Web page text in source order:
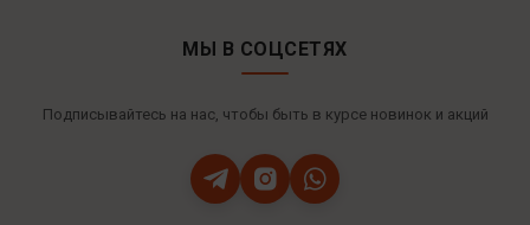
МЫ В СОЦСЕТЯХ
Подписывайтесь на нас, чтобы быть в курсе новинок и акций